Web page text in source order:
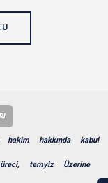
hakim hakkında kabul
temyiz Üzerine